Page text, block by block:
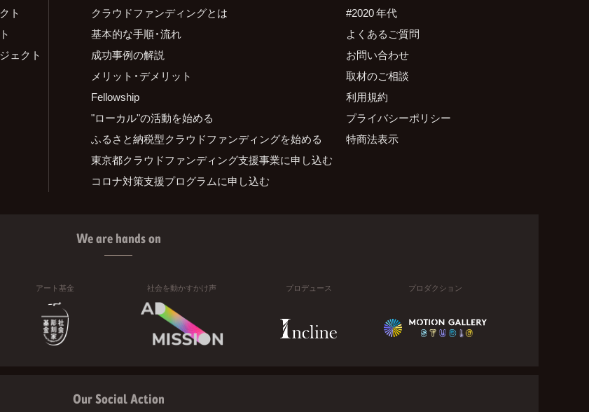
ト
ェクト
クラウドファンディングとは
基本的な手順・流れ
成功事例の解説
メリット・デメリット
Fellowship
"ローカル"の活動を始める
ふるさと納税型クラウドファンディングを始める
東京都クラウドファンディング支援事業に申し込む
コロナ対策支援プログラムに申し込む
#2020 年代
よくあるご質問
お問い合わせ
取材のご相談
利用規約
プライバシーポリシー
特商法表示
We are hands on
アート基金 社会を動かすかけ声 プロデュース プロダクション
Our Social Action